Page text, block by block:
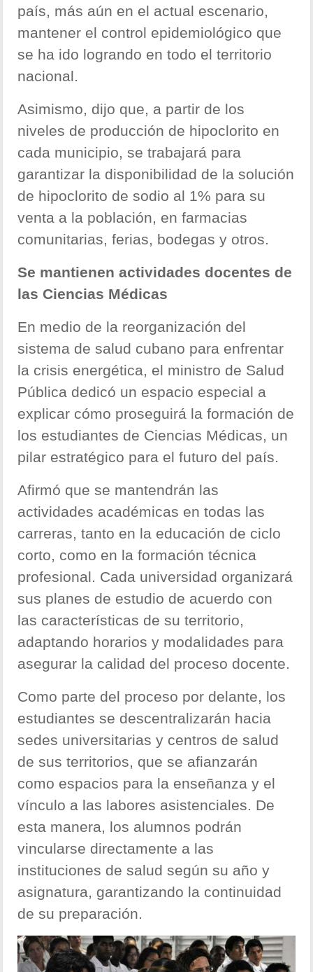
país, más aún en el actual escenario,
mantener el control epidemiológico que
se ha ido logrando en todo el territorio
nacional.
Asimismo, dijo que, a partir de los
niveles de producción de hipoclorito en
cada municipio, se trabajará para
garantizar la disponibilidad de la solución
de hipoclorito de sodio al 1% para su
venta a la población, en farmacias
comunitarias, ferias, bodegas y otros.
Se mantienen actividades docentes de
las Ciencias Médicas
En medio de la reorganización del
sistema de salud cubano para enfrentar
la crisis energética, el ministro de Salud
Pública dedicó un espacio especial a
explicar cómo proseguirá la formación de
los estudiantes de Ciencias Médicas, un
pilar estratégico para el futuro del país.
Afirmó que se mantendrán las
actividades académicas en todas las
carreras, tanto en la educación de ciclo
corto, como en la formación técnica
profesional. Cada universidad organizará
sus planes de estudio de acuerdo con
las características de su territorio,
adaptando horarios y modalidades para
asegurar la calidad del proceso docente.
Como parte del proceso por delante, los
estudiantes se descentralizarán hacia
sedes universitarias y centros de salud
de sus territorios, que se afianzarán
como espacios para la enseñanza y el
vínculo a las labores asistenciales. De
esta manera, los alumnos podrán
vincularse directamente a las
instituciones de salud según su año y
asignatura, garantizando la continuidad
de su preparación.